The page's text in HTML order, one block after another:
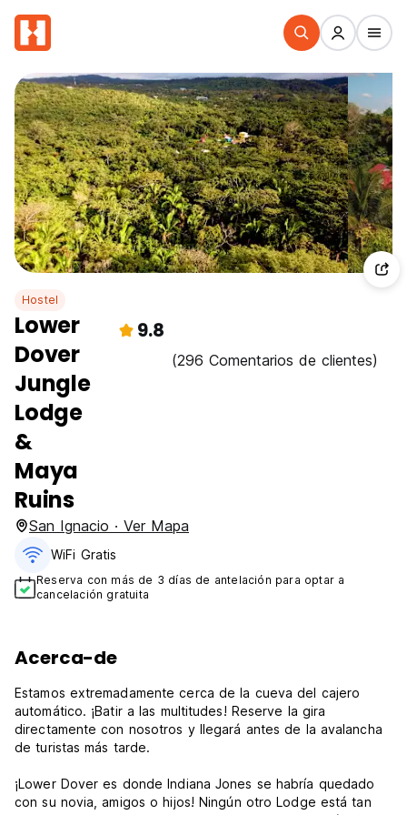
Hostel
Lower
Dover
Jungle
Lodge
&
Maya
Ruins
9.8
(296 Comentarios de clientes)
San Ignacio · Ver Mapa
WiFi Gratis
Reserva con más de 3 días de antelación para optar a
cancelación gratuita
Acerca-de
Estamos extremadamente cerca de la cueva del cajero
automático. ¡Batir a las multitudes! Reserve la gira
directamente con nosotros y llegará antes de la avalancha
de turistas más tarde.
¡Lower Dover es donde Indiana Jones se habría quedado
con su novia, amigos o hijos! Ningún otro Lodge está tan